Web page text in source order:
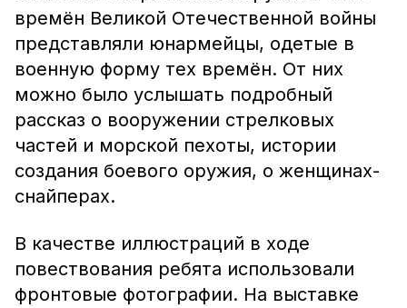
времён Великой Отечественной войны
представляли юнармейцы, одетые в
военную форму тех времён. От них
можно было услышать подробный
рассказ о вооружении стрелковых
частей и морской пехоты, истории
создания боевого оружия, о женщинах-
снайперах.
В качестве иллюстраций в ходе
повествования ребята использовали
фронтовые фотографии. На выставке